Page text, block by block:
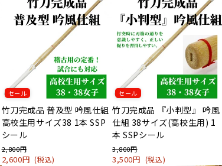
セール
竹刀完成品 普及型 吟風仕組
高校生用サイズ38 1本 SSP
シール
2,800円
2,600円(税込)
セール
竹刀完成品 『小判型』 吟風
仕組 38サイズ(高校生用) 1
本 SSPシール
3,800円
3,500円 (税込)